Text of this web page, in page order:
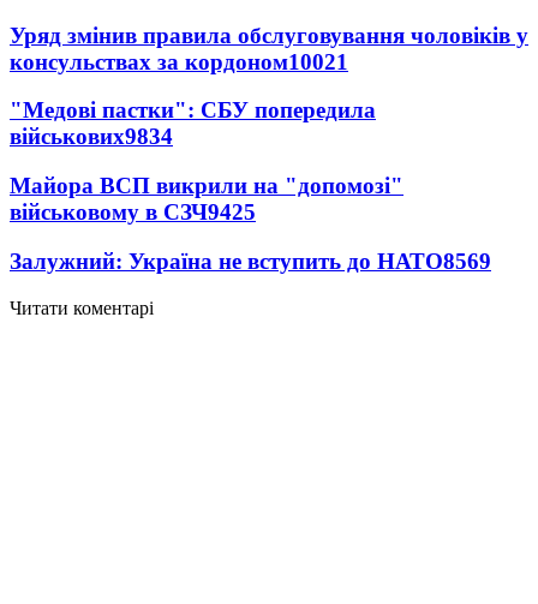
Уряд змінив правила обслуговування чоловіків у
консульствах за кордоном10021
"Медові пастки": СБУ попередила
військових9834
Майора ВСП викрили на "допомозі"
військовому в СЗЧ9425
Залужний: Україна не вступить до НАТО8569
Читати коментарі